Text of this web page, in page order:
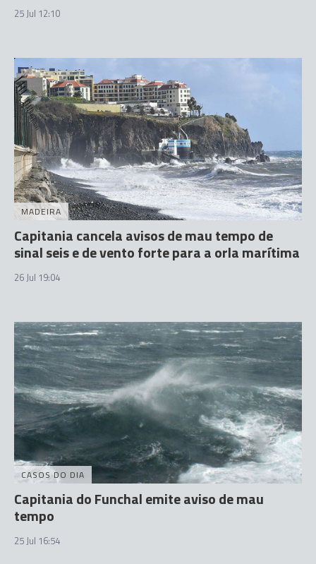
25 Jul 12:10
MADEIRA
Capitania cancela avisos de mau tempo de
sinal seis e de vento forte para a orla marítima
26 Jul 19:04
CASOS DO DIA
Capitania do Funchal emite aviso de mau
tempo
25 Jul 16:54